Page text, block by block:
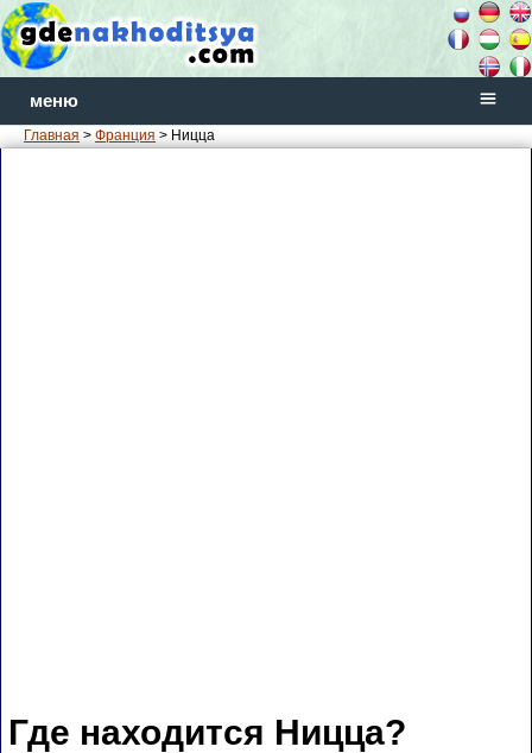
меню
Главная > Франция > Ницца
Где находится Ницца?